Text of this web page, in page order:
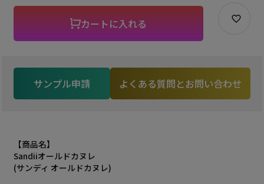
カートに入れる
サンプル申請 よくある質問とお問い合わせ
【商品名】
Sandiiオールドカヌレ
(サンディ オールドカヌレ)